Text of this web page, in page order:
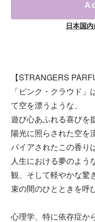
日本国
【STRANGERS
「ピンク・クラウド
て空を漂うような、
遊び心あふれる喜びを
陽光に照らされた空を
パイアされたこの香りは
人生における夢のよ
観、そして軽やかな驚
束の間のひとときを呼
心理学、特に依存症か